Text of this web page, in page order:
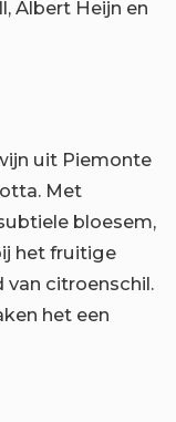
Albert Heijn en
uit Piemonte
Met
bloesem,
het fruitige
van citroenschil.
het een